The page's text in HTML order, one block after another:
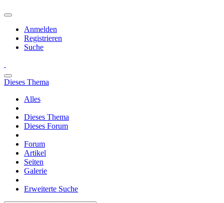
Anmelden
Registrieren
Suche
Dieses Thema
Alles
Dieses Thema
Dieses Forum
Forum
Artikel
Seiten
Galerie
Erweiterte Suche